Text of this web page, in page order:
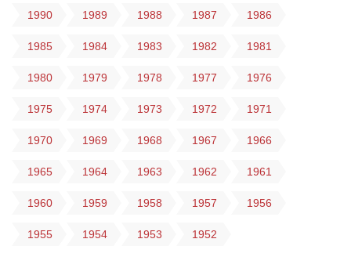
1990 1989 1988 1987 1986
1985 1984 1983 1982 1981
1980 1979 1978 1977 1976
1975 1974 1973 1972 1971
1970 1969 1968 1967 1966
1965 1964 1963 1962 1961
1960 1959 1958 1957 1956
1955 1954 1953 1952